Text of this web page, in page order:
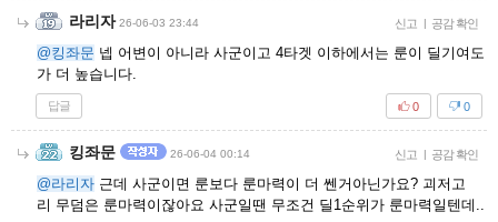
라리자 26-06-03 23:44 신고 | 공감 확인
@킹좌문 넵 어변이 아니라 사군이고 4타겟 이하에서는 룬이 딜기여도
가 더 높습니다.
답글 0
0
킹좌문 26-06-04 00:14 신고 | 공감 확인
@라리자 근데 사군이면 룬보다 룬마력이 더 쎈거아닌가요? 괴저고
리 무덤은 룬마력이잖아요 사군일땐 무조건 딜1순위가 룬마력일텐데..